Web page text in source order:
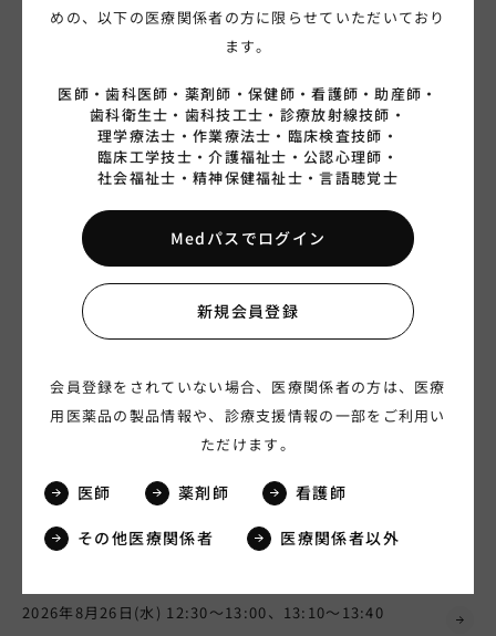
ご利用のPC環境によって、ご覧になれないことがあります。事
のテスト配信からご確認ください。
あなたにおすすめのライブセミナー
会員限定
便秘ネットフォーラム
2026年8月26日(水) 12:30～13:00、13:10～13:40
めの、以下の医療関係者の方に限らせていただいており
ます。
医師・歯科医師・ 薬剤師・ 保健師・看護師・助産師・
歯科衛生士・ 歯科技工士・ 診療放射線技師・
理学療法士・ 作業療法士・ 臨床検査技師・
臨床工学技士・介護福祉士・公認心理師・
社会福祉士・ 精神保健福祉士・言語聴覚士
Medパスでログイン
新規会員登録
会員登録をされていない場合、医療関係者の方は、医療
用医薬品の製品情報や、診療支援情報の一部をご利用い
ただけます。
医師 薬剤師 看護師
その他医療関係者 医療関係者以外